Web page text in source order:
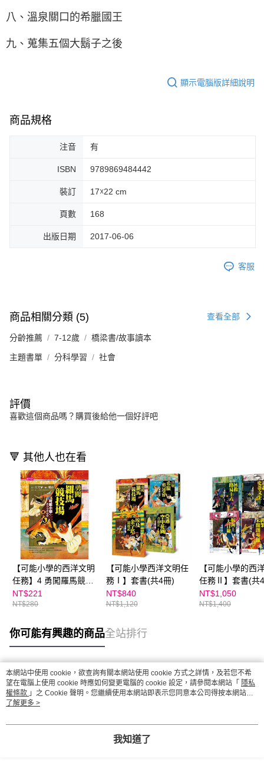
八、溫泉關口的希臘國王
九、蒐集五個大鬍子之後
顯示電腦版詳細說明
商品規格
注音 有
ISBN 9789869484442
裝訂 17☓22 cm
頁數 168
出版日期 2017-06-06
客服
商品相關分類 (5) 查看全部
分齡推薦 7-12歲 橋梁書/故事讀本
主題書單 分科學習 社會
評價
喜歡這個商品嗎？購買後給他一個好評吧
🔻 其他人也在看
【可能小學的西洋文明
任務】4 勇闖羅馬競技
場
NT$221
NT$280
【可能小學西洋文明任
務Ⅰ】套書(共4冊)
NT$840
NT$1,120
【可能小學的西
任務Ⅱ】套書(共
NT$1,050
NT$1,400
你可能有興趣的商品全站排行
熱門標籤
本網站中使用 cookie，欲查詢有關本網站使用 cookie 方式之詳情，及若您不希
望在電腦上使用 cookie 時應如何變更電腦的 cookie 設定，請參閱本網站「 隱私
權條款 」之 Cookie 聲明。您繼續使用本網站即表示您同意本公司得按本網站使
用條款之 Cookie 聲明使用 cookie。
了解更多 >
我知道了